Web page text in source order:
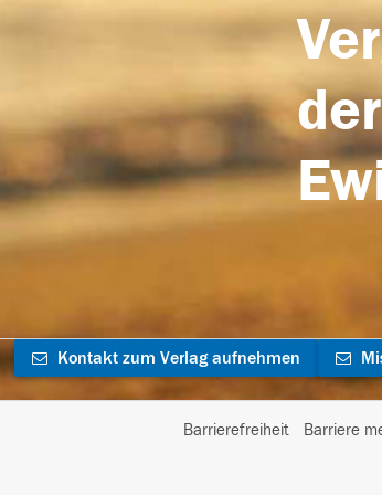
Kontakt zum Verlag aufnehmen
Barrierefreiheit Barriere